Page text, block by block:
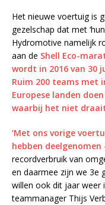
Het nieuwe voertuig is
gezelschap dat met
Hydromotive namelijk
aan de Shell Eco-
wordt in 2016 van 30
Ruim 200 teams met
Europese landen
waarbij het niet
‘Met ons vorige
hebben deelgenomen
recordverbruik van
en daarmee zijn we 3e
willen ook dit jaar weer
teammanager Thijs